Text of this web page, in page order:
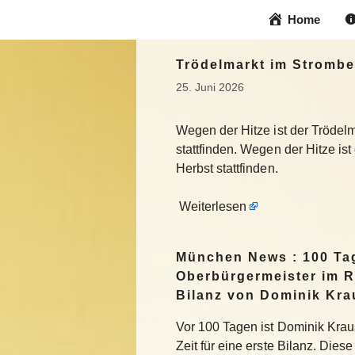
Home
Trödelmarkt im
25. Juni 2026
Wegen der Hitze ist der
stattfinden. Wegen der Hitze
Herbst stattfinden.
Weiterlesen
München News : 100
Oberbürgermeister im
Bilanz von Dominik
Vor 100 Tagen ist Dominik
Zeit für eine erste Bilanz.